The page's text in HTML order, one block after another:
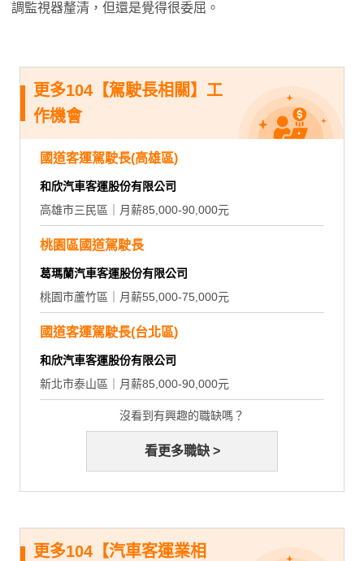
調監視器釐清，但還是覺得很委屈。
更多104【駕駛長相關】工
作機會
國道客運駕駛長(高雄區)
和欣汽車客運股份有限公司
高雄市三民區｜月薪85,000-90,000元
桃園區國道駕駛長
葛瑪蘭汽車客運股份有限公司
桃園市蘆竹區｜月薪55,000-75,000元
國道客運駕駛長(台北區)
和欣汽車客運股份有限公司
新北市泰山區｜月薪85,000-90,000元
沒看到有興趣的職缺嗎？
看更多職缺 >
更多104【汽車客運業相